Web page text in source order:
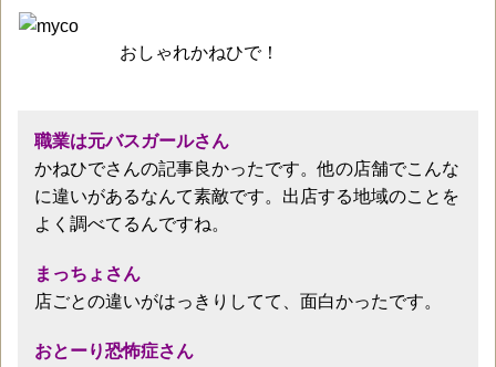
おしゃれかねひで！
職業は元バスガールさん
かねひでさんの記事良かったです。他の店舗でこんな
に違いがあるなんて素敵です。出店する地域のことを
よく調べてるんですね。
まっちょさん
店ごとの違いがはっきりしてて、面白かったです。
おとーり恐怖症さん